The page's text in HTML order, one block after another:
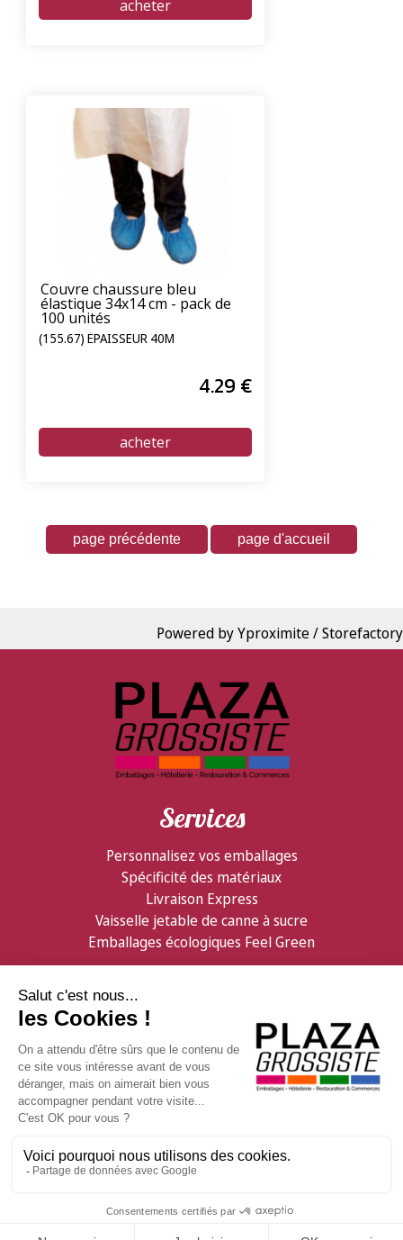
Couvre chaussure bleu
élastique 34x14 cm - pack de
100 unités
(155.67) ÉPAISSEUR 40Μ
4.29 €
Powered by Yproximite / Storefactory
Services
Personnalisez vos emballages
Spécificité des matériaux
Livraison Express
Vaisselle jetable de canne à sucre
Emballages écologiques Feel Green
Partenaires
Confiserie Foraine
GDB Distribution
Facebook
Visitez ShopMania
Qui sommes nous ?
Contactez nous
Livraison & logistique
Modes de règlement
Notre Newsletter
Et consultez nos offres promotionnelles en avant-
des fins statistiques et commerciales.
OK